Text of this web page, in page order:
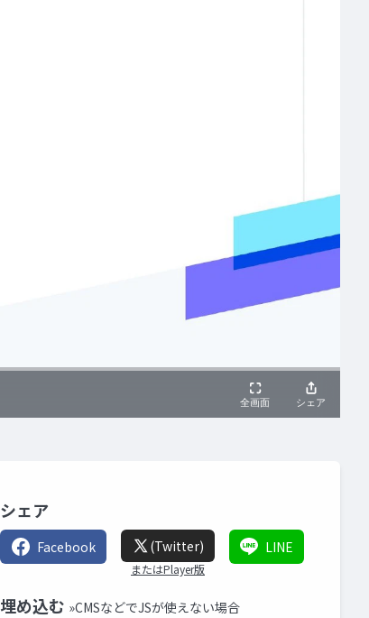
シェア
Facebook (Twitter)
またはPlayer版
LINE
埋め込む »CMSなどでJSが使えない場合